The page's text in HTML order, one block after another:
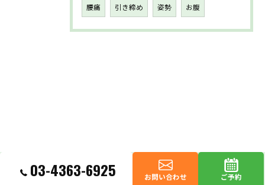
腰痛 引き締め 姿勢 お腹
03-4363-6925 お問い合わせ ご予約